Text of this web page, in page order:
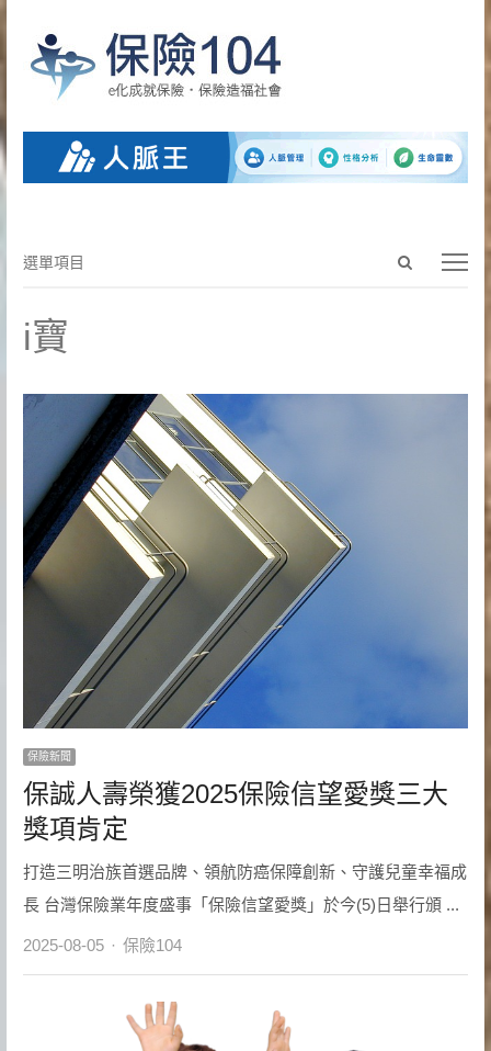
Open
search
選
目
選單項目
i寶
保險新聞
保誠人壽榮獲2025保險信望愛獎三大
獎項肯定
打造三明治族首選品牌、領航防癌保障創新、守護兒童幸福成
長 台灣保險業年度盛事「保險信望愛獎」於今(5)日舉行頒 ...
2025-08-05 Author
保險104